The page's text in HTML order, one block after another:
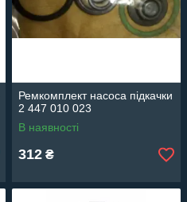
Ремкомплект насоса підкачки
2 447 010 023
В наявності
312 ₴